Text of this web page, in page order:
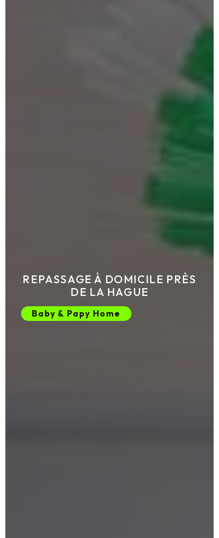
REPASSAGE À DOMICILE PRÈS
DE LA HAGUE
Baby & Papy Home